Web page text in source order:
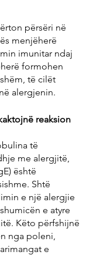
përsëri në
menjëherë
imunitar ndaj
formohen
të cilët
alergjenin.
reaksion
të
me alergjitë,
është
Shtë
e një alergjie
e atyre
Këto përfshijnë
nga poleni,
e